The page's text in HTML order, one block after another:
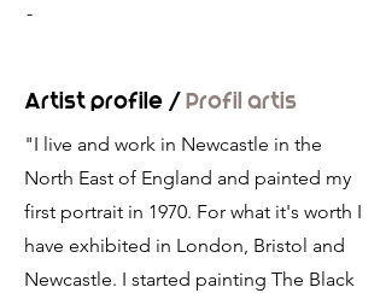
-
Artist profile /Profil artis
"I live and work in Newcastle in the
North East of England and painted my
first portrait in 1970. For what it's worth I
have exhibited in London, Bristol and
Newcastle. I started painting The Black